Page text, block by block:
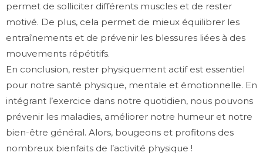
permet de solliciter différents muscles et de rester
motivé. De plus, cela permet de mieux équilibrer les
entraînements et de prévenir les blessures liées à des
mouvements répétitifs.
En conclusion, rester physiquement actif est essentiel
pour notre santé physique, mentale et émotionnelle. En
intégrant l’exercice dans notre quotidien, nous pouvons
prévenir les maladies, améliorer notre humeur et notre
bien-être général. Alors, bougeons et profitons des
nombreux bienfaits de l’activité physique !